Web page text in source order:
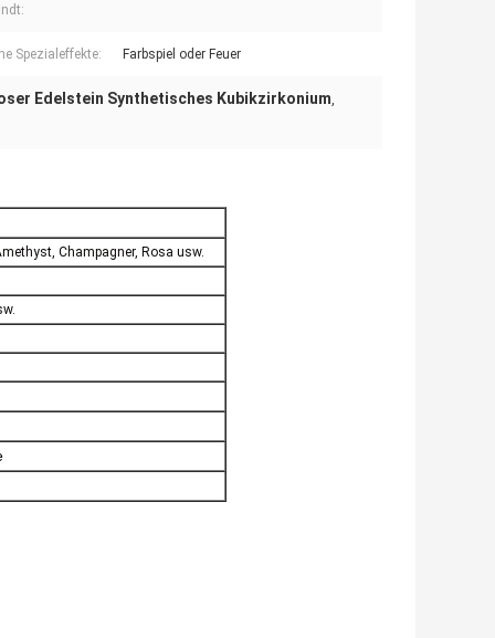
Spezialeffekte: Farbspiel oder Feuer
Edelstein Synthetisches Kubikzirkonium,
Champagner, Rosa usw.